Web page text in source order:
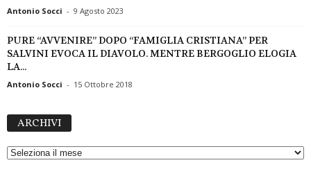
Antonio Socci - 9 Agosto 2023
PURE “AVVENIRE” DOPO “FAMIGLIA CRISTIANA” PER
SALVINI EVOCA IL DIAVOLO. MENTRE BERGOGLIO ELOGIA
LA...
Antonio Socci - 15 Ottobre 2018
ARCHIVI
H